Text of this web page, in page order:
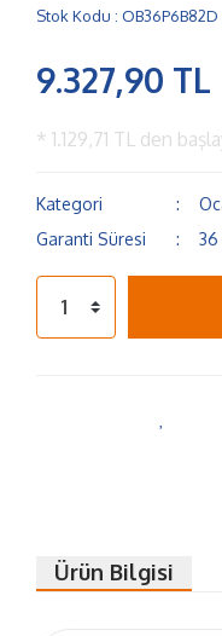
Stok Kodu : OB36P6B82D
9.327,90 TL
* 1.129,71 TL den
Kategori
Garanti Süresi
36
Ürün Bilgisi